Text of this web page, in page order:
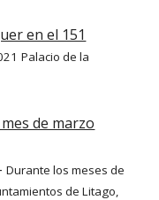
en el 151
Palacio de la
de marzo
Durante los meses de
de Litago,